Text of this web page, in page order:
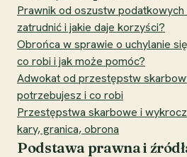
Prawnik od oszustw
zatrudnić i jakie daje korzyści?
Obrońca w sprawie o uchylanie
co robi i jak może pomóc?
Adwokat od przestępstw
potrzebujesz i co robi
Przestępstwa skarbowe i
kary, granica, obrona
Podstawa prawna i